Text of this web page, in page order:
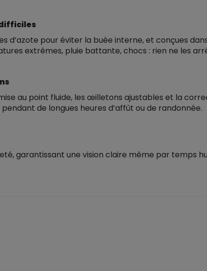
d’azote pour éviter la buée interne, et conçues
extrêmes, pluie battante, chocs : rien ne les
au point fluide, les œilletons ajustables et la
de longues heures d’affût ou de randonnée.
garantissant une vision claire même par temps